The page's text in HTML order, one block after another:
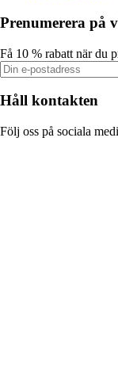
Prenumerera på
Få 10 % rabatt när du
Håll kontakten
Följ oss på sociala